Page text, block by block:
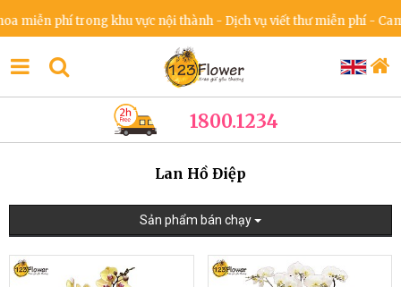
phí trong khu vực nội thành - Dịch vụ viết thư miễn phí - Cam kết
1800.1234
Lan Hồ Điệp
Sản phẩm bán chạy